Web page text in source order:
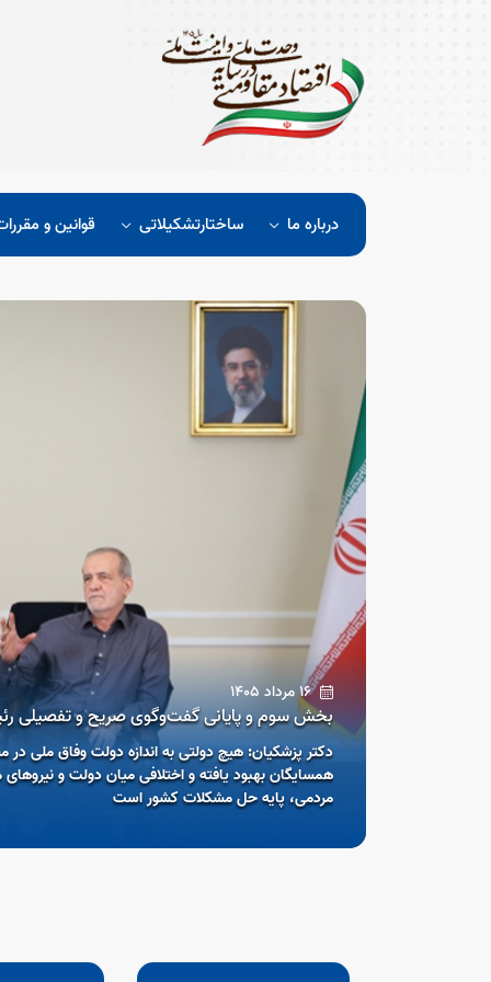
درباره ما ساختارتشکیلاتی قوانین و
16 مرداد 1405
بخش سوم و پایانی گفت‌وگوی صریح و تفصیلی
دکتر پزشکیان: هیچ دولتی به اندازه دولت وفاق ملی
همسایگان بهبود یافته و اختلافی میان دولت و
مردمی، پایه حل مشکلات کشور است